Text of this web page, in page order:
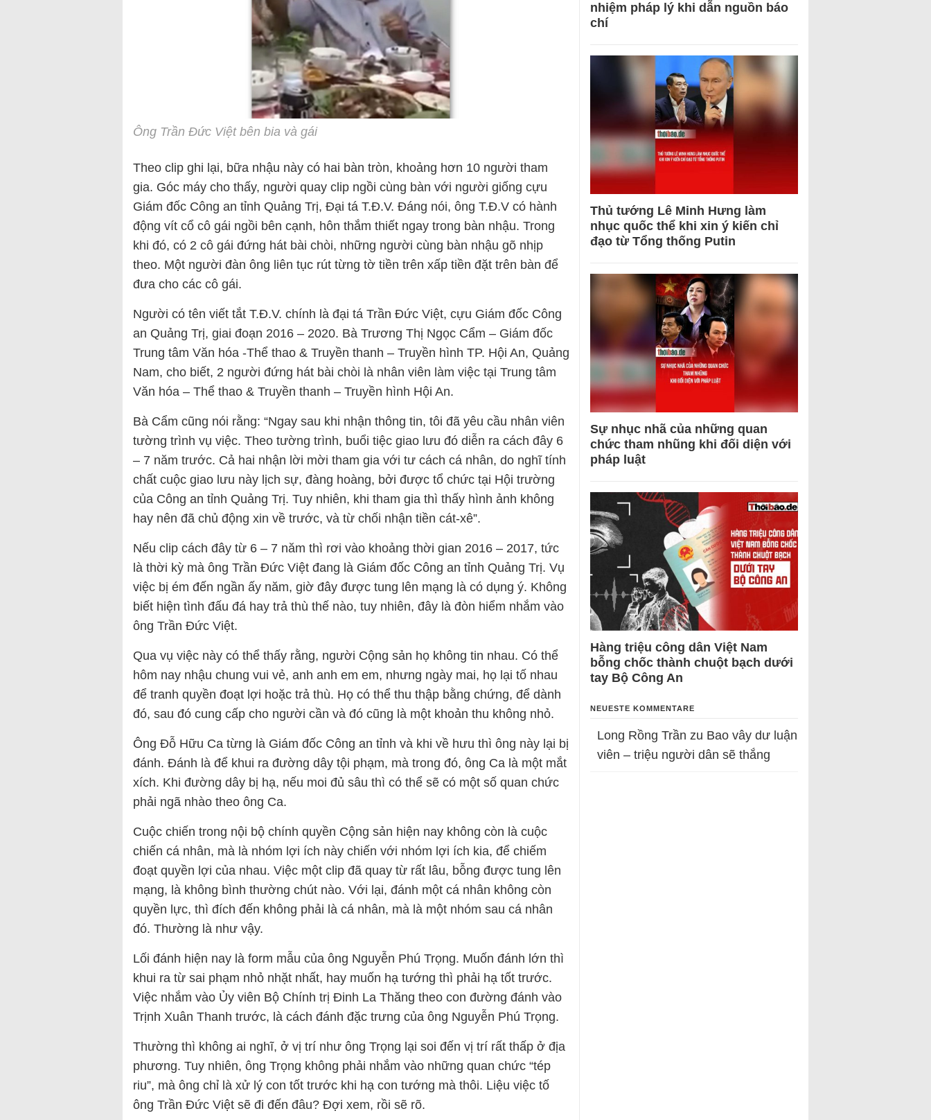
Ông Trần Đức Việt bên bia và gái
Theo clip ghi lại, bữa nhậu này có hai bàn tròn, khoảng hơn 10 người tham
gia. Góc máy cho thấy, người quay clip ngồi cùng bàn với người giống cựu
Giám đốc Công an tỉnh Quảng Trị, Đại tá T.Đ.V. Đáng nói, ông T.Đ.V có hành
động vít cổ cô gái ngồi bên cạnh, hôn thắm thiết ngay trong bàn nhậu. Trong
khi đó, có 2 cô gái đứng hát bài chòi, những người cùng bàn nhậu gõ nhịp
theo. Một người đàn ông liên tục rút từng tờ tiền trên xấp tiền đặt trên bàn để
đưa cho các cô gái.
Người có tên viết tắt T.Đ.V. chính là đại tá Trần Đức Việt, cựu Giám đốc Công
an Quảng Trị, giai đoạn 2016 – 2020. Bà Trương Thị Ngọc Cẩm – Giám đốc
Trung tâm Văn hóa -Thể thao & Truyền thanh – Truyền hình TP. Hội An, Quảng
Nam, cho biết, 2 người đứng hát bài chòi là nhân viên làm việc tại Trung tâm
Văn hóa – Thể thao & Truyền thanh – Truyền hình Hội An.
Bà Cẩm cũng nói rằng: “Ngay sau khi nhận thông tin, tôi đã yêu cầu nhân viên
tường trình vụ việc. Theo tường trình, buổi tiệc giao lưu đó diễn ra cách đây 6
– 7 năm trước. Cả hai nhận lời mời tham gia với tư cách cá nhân, do nghĩ tính
chất cuộc giao lưu này lịch sự, đàng hoàng, bởi được tổ chức tại Hội trường
của Công an tỉnh Quảng Trị. Tuy nhiên, khi tham gia thì thấy hình ảnh không
hay nên đã chủ động xin về trước, và từ chối nhận tiền cát-xê”.
Nếu clip cách đây từ 6 – 7 năm thì rơi vào khoảng thời gian 2016 – 2017, tức
là thời kỳ mà ông Trần Đức Việt đang là Giám đốc Công an tỉnh Quảng Trị. Vụ
việc bị ém đến ngần ấy năm, giờ đây được tung lên mạng là có dụng ý. Không
biết hiện tình đấu đá hay trả thù thế nào, tuy nhiên, đây là đòn hiểm nhắm vào
ông Trần Đức Việt.
Qua vụ việc này có thể thấy rằng, người Cộng sản họ không tin nhau. Có thể
hôm nay nhậu chung vui vẻ, anh anh em em, nhưng ngày mai, họ lại tố nhau
để tranh quyền đoạt lợi hoặc trả thù. Họ có thể thu thập bằng chứng, để dành
đó, sau đó cung cấp cho người cần và đó cũng là một khoản thu không nhỏ.
Ông Đỗ Hữu Ca từng là Giám đốc Công an tỉnh và khi về hưu thì ông này lại bị
đánh. Đánh là để khui ra đường dây tội phạm, mà trong đó, ông Ca là một mắt
xích. Khi đường dây bị hạ, nếu moi đủ sâu thì có thể sẽ có một số quan chức
phải ngã nhào theo ông Ca.
Cuộc chiến trong nội bộ chính quyền Cộng sản hiện nay không còn là cuộc
chiến cá nhân, mà là nhóm lợi ích này chiến với nhóm lợi ích kia, để chiếm
đoạt quyền lợi của nhau. Việc một clip đã quay từ rất lâu, bỗng được tung lên
mạng, là không bình thường chút nào. Với lại, đánh một cá nhân không còn
quyền lực, thì đích đến không phải là cá nhân, mà là một nhóm sau cá nhân
đó. Thường là như vậy.
Lối đánh hiện nay là form mẫu của ông Nguyễn Phú Trọng. Muốn đánh lớn thì
khui ra từ sai phạm nhỏ nhặt nhất, hay muốn hạ tướng thì phải hạ tốt trước.
Việc nhắm vào Ủy viên Bộ Chính trị Đinh La Thăng theo con đường đánh vào
Trịnh Xuân Thanh trước, là cách đánh đặc trưng của ông Nguyễn Phú Trọng.
Thường thì không ai nghĩ, ở vị trí như ông Trọng lại soi đến vị trí rất thấp ở địa
phương. Tuy nhiên, ông Trọng không phải nhắm vào những quan chức “tép
riu”, mà ông chỉ là xử lý con tốt trước khi hạ con tướng mà thôi. Liệu việc tố
ông Trần Đức Việt sẽ đi đến đâu? Đợi xem, rồi sẽ rõ.
nhiệm pháp lý khi dẫn nguồn báo
chí
Thủ tướng Lê Minh Hưng làm
nhục quốc thể khi xin ý kiến chỉ
đạo từ Tổng thống Putin
Sự nhục nhã của những quan
chức tham nhũng khi đối diện với
pháp luật
Hàng triệu công dân Việt Nam
bỗng chốc thành chuột bạch dưới
tay Bộ Công An
NEUESTE KOMMENTARE
Long Rồng Trần zu Bao vây dư luận
viên – triệu người dân sẽ thắng